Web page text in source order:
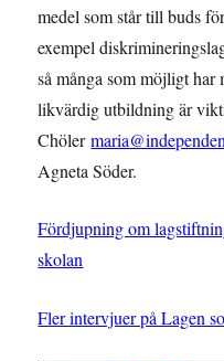
medel som står till buds
exempel
så många som möjligt
likvärdig utbildning är
Chöler
Agneta Söder.
Fördjupning om
skolan
Fler intervjuer på Lagen